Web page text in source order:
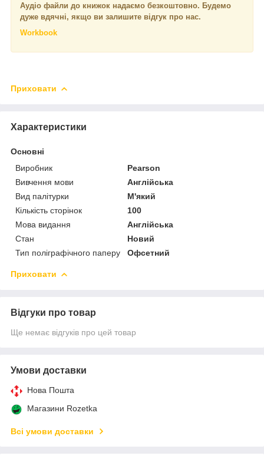
Аудіо файли до книжок надаємо безкоштовно. Будемо
дуже вдячні, якщо ви залишите відгук про нас.
Workbook
Приховати
Характеристики
Основні
Виробник
Pearson
Вивчення мови
Англійська
Вид палітурки
М'який
Кількість сторінок
100
Мова видання
Англійська
Стан
Новий
Тип поліграфічного паперу
Офсетний
Приховати
Відгуки про товар
Ще немає відгуків про цей товар
Умови доставки
Нова Пошта
Магазини Rozetka
Всі умови доставки